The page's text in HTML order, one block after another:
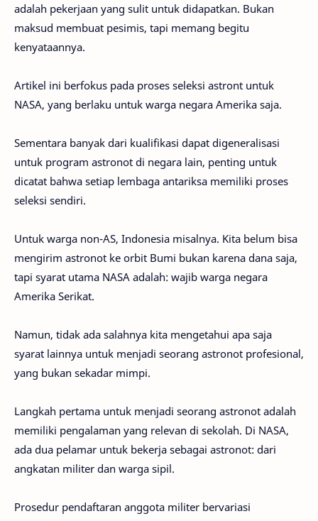
adalah pekerjaan yang sulit untuk didapatkan. Bukan
maksud membuat pesimis, tapi memang begitu
kenyataannya.
Artikel ini berfokus pada proses seleksi astront untuk
NASA, yang berlaku untuk warga negara Amerika saja.
Sementara banyak dari kualifikasi dapat digeneralisasi
untuk program astronot di negara lain, penting untuk
dicatat bahwa setiap lembaga antariksa memiliki proses
seleksi sendiri.
Untuk warga non-AS, Indonesia misalnya. Kita belum bisa
mengirim astronot ke orbit Bumi bukan karena dana saja,
tapi syarat utama NASA adalah: wajib warga negara
Amerika Serikat.
Namun, tidak ada salahnya kita mengetahui apa saja
syarat lainnya untuk menjadi seorang astronot profesional,
yang bukan sekadar mimpi.
Langkah pertama untuk menjadi seorang astronot adalah
memiliki pengalaman yang relevan di sekolah. Di NASA,
ada dua pelamar untuk bekerja sebagai astronot: dari
angkatan militer dan warga sipil.
Prosedur pendaftaran anggota militer bervariasi